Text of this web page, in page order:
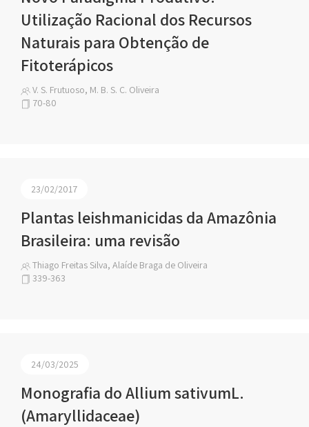
Utilização Racional dos Recursos
Naturais para Obtenção de
Fitoterápicos
V. S. Frutuoso, M. B. S. C. Oliveira
70-80
23/02/2017
Plantas leishmanicidas da Amazônia
Brasileira: uma revisão
Thiago Freitas Silva, Alaíde Braga de Oliveira
339-363
24/03/2025
Monografia do Allium sativumL.
(Amaryllidaceae)